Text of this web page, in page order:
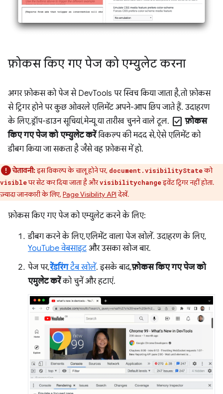
फ़ोकस किए गए पेज को एम्युलेट करना
अगर फ़ोकस को पेज से DevTools पर स्विच किया जाता है, तो फ़ोकस
से ट्रिगर होने पर कुछ ओवरले एलिमेंट अपने-आप छिप जाते हैं. उदाहरण
के लिए, ड्रॉप-डाउन सूचियां, मेन्यू या तारीख चुनने वाले टूल. check_box फ़ोकस
किए गए पेज को एम्युलेट करेंविकल्प की मदद से, ऐसे एलिमेंट को
डीबग किया जा सकता है जैसे वह फ़ोकस में हो.
चेतावनी:इस विकल्प के चालू होने पर, document.visibilityStateको
visibleपर सेट कर दिया जाता है औरvisibilitychangeइवेंट ट्रिगर नहीं होता.
ज़्यादा जानकारी के लिए, Page Visibility APIदेखें.
फ़ोकस किए गए पेज को एम्युलेट करने के लिए:
डीबग करने के लिए, एलिमेंट वाला पेज खोलें. उदाहरण के लिए,
YouTube वेबसाइटऔर उसका खोज बार.
पेज पर,रेंडरिंगटैब खोलें. इसके बाद,फ़ोकस किए गए पेज को
एमुलेट करेंको चुनें और हटाएं.